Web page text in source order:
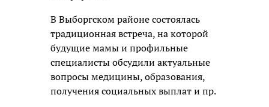
В Выборгском районе состоялась
традиционная встреча, на которой
будущие мамы и профильные
специалисты обсудили актуальные
вопросы медицины, образования,
получения социальных выплат и пр.